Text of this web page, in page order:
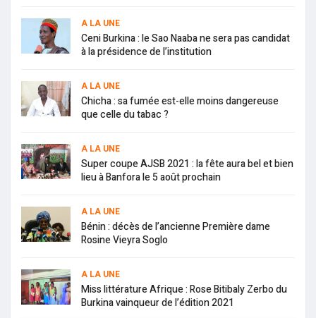
A LA UNE
Ceni Burkina : le Sao Naaba ne sera pas candidat
à la présidence de l’institution
A LA UNE
Chicha : sa fumée est-elle moins dangereuse
que celle du tabac ?
A LA UNE
Super coupe AJSB 2021 : la fête aura bel et bien
lieu à Banfora le 5 août prochain
A LA UNE
Bénin : décès de l’ancienne Première dame
Rosine Vieyra Soglo
A LA UNE
Miss littérature Afrique : Rose Bitibaly Zerbo du
Burkina vainqueur de l’édition 2021